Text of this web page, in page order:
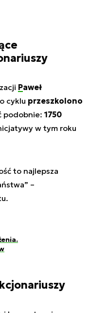
Paweł
cyklu przeszkolono
podobnie: 1750
w tym roku
to najlepsza
” –